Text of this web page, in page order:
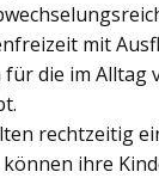
mit
die im Alltag
rechtzeitig
ihre